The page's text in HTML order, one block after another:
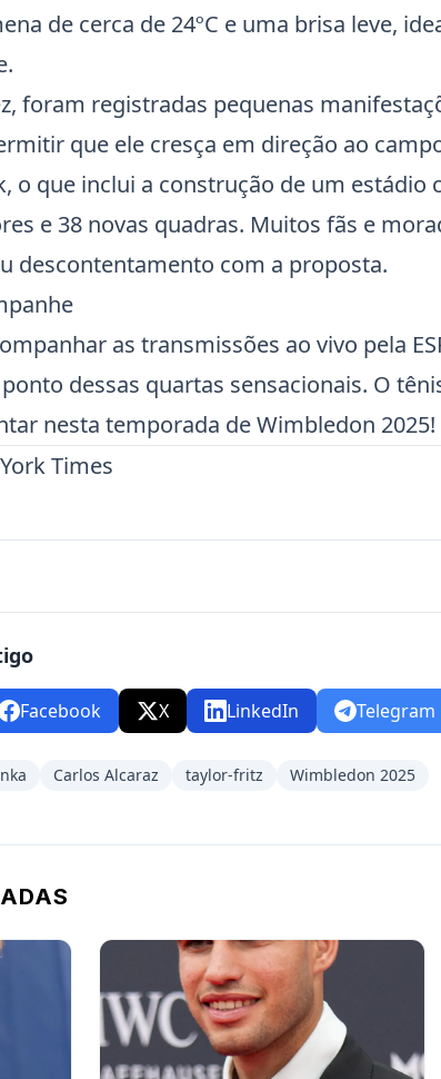
de cerca de 24ºC e uma brisa leve,
foram registradas pequenas
que ele cresça em direção ao
o que inclui a construção de um estádio
e 38 novas quadras. Muitos fãs e
descontentamento com a proposta.
as transmissões ao vivo pela
dessas quartas sensacionais. O
nesta temporada deWimbledon 2025!
Times
Facebook X LinkedIn Telegram
Carlos Alcaraz taylor-fritz Wimbledon 2025